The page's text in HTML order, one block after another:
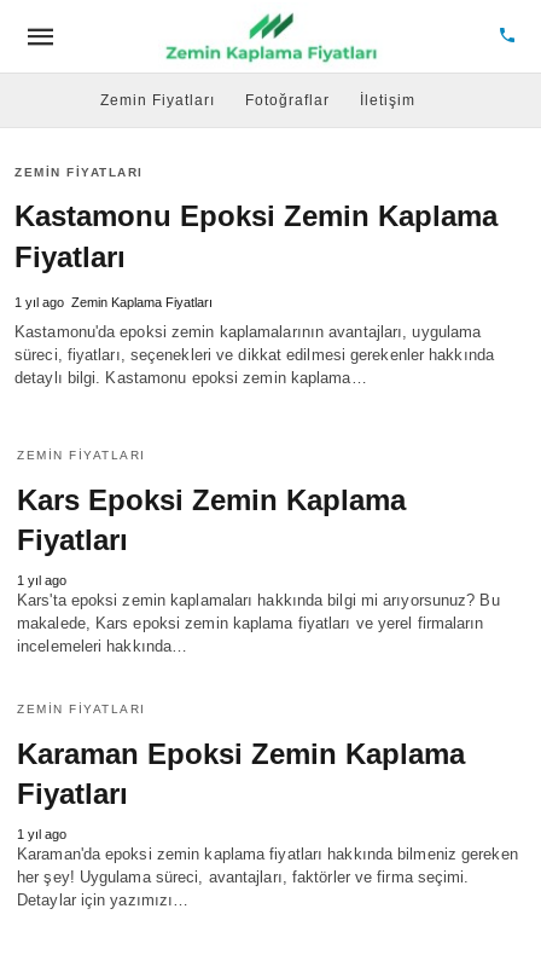
Zemin Fiyatları Fotoğraflar İletişim
ZEMIN FIYATLARI
Kastamonu Epoksi Zemin Kaplama
Fiyatları
1 yıl ago Zemin Kaplama Fiyatları
Kastamonu'da epoksi zemin kaplamalarının avantajları, uygulama
süreci, fiyatları, seçenekleri ve dikkat edilmesi gerekenler hakkında
detaylı bilgi. Kastamonu epoksi zemin kaplama…
ZEMIN FIYATLARI
Kars Epoksi Zemin Kaplama
Fiyatları
1 yıl ago
Kars'ta epoksi zemin kaplamaları hakkında bilgi mi arıyorsunuz? Bu
makalede, Kars epoksi zemin kaplama fiyatları ve yerel firmaların
incelemeleri hakkında…
ZEMIN FIYATLARI
Karaman Epoksi Zemin Kaplama
Fiyatları
1 yıl ago
Karaman'da epoksi zemin kaplama fiyatları hakkında bilmeniz gereken
her şey! Uygulama süreci, avantajları, faktörler ve firma seçimi.
Detaylar için yazımızı…